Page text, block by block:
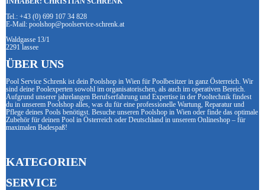
Tel.: +43 (0) 699 107 34 828
E-Mail: poolshop@poolservice-schrenk.at
Waldgasse 13/1
2291 lassee
ÜBER UNS
Pool Service Schrenk ist dein Poolshop in Wien für Poolbesitzer in ganz Österreich. Wir
sind deine Poolexperten sowohl im organisatorischen, als auch im operativen Bereich.
Aufgrund unserer jahrelangen Berufserfahrung und Expertise in der Pooltechnik findest
du in unserem Poolshop alles, was du für eine professionelle Wartung, Reparatur und
Pflege deines Pools benötigst. Besuche unseren Poolshop in Wien oder finde das optimale
Zubehör für deinen Pool in Österreich oder Deutschland in unserem Onlineshop – für
maximalen Badespaß!
KATEGORIEN
SERVICE